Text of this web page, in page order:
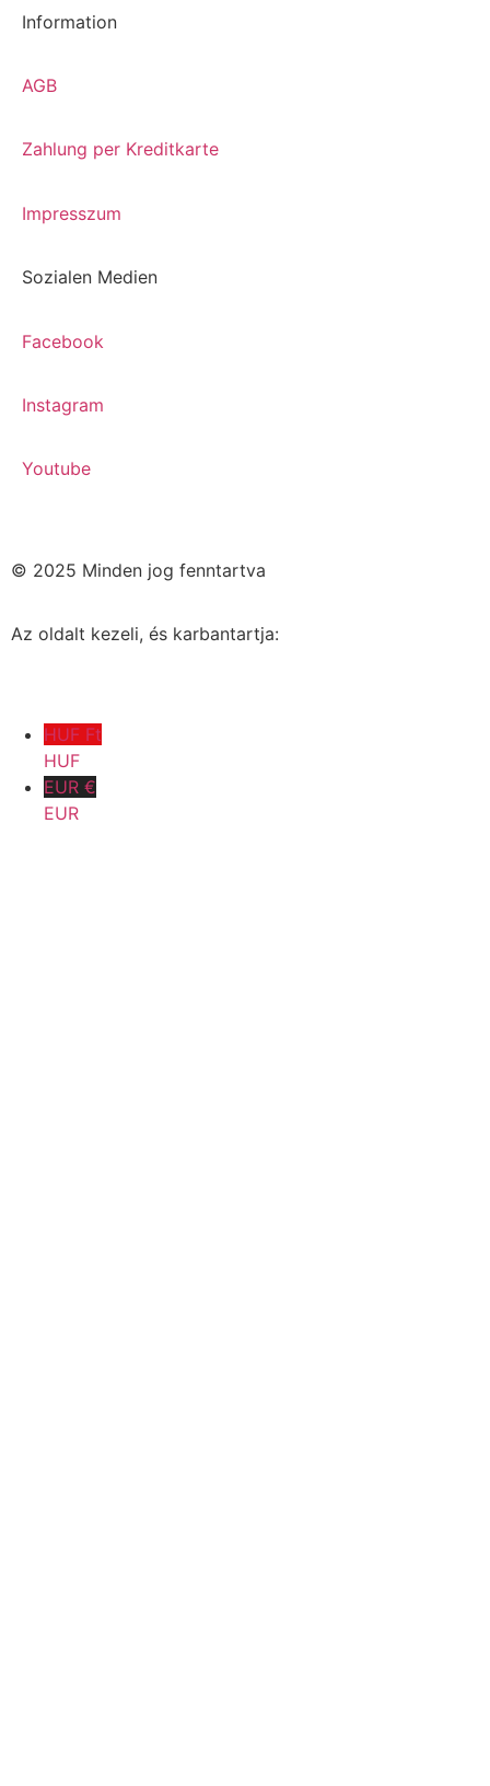
Information
AGB
Zahlung per Kreditkarte
Impresszum
Sozialen Medien
Facebook
Instagram
Youtube
© 2025 Minden jog fenntartva
Az oldalt kezeli, és karbantartja:
HUF Ft
HUF
EUR €
EUR